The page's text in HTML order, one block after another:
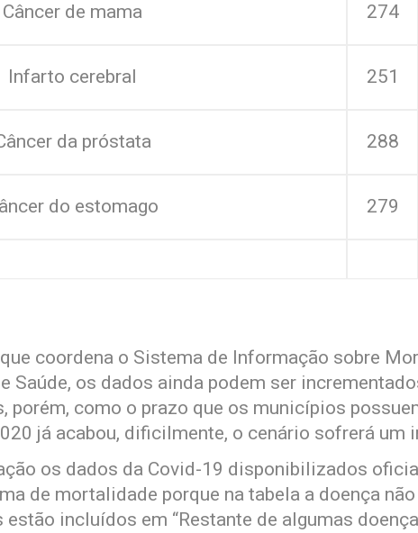
Câncer de mama 274
Infarto cerebral 251
da próstata 288
do estomago 279
coordena o Sistema de Informação sobre
Saúde, os dados ainda podem ser
porém, como o prazo que os municípios
já acabou, dificilmente, o cenário sofrerá um
os dados da Covid-19 disponibilizados
de mortalidade porque na tabela a doença
incluídos em “Restante de algumas